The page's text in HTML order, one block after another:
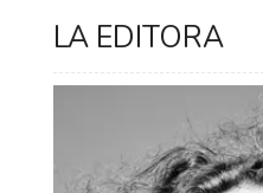
LA EDITORA